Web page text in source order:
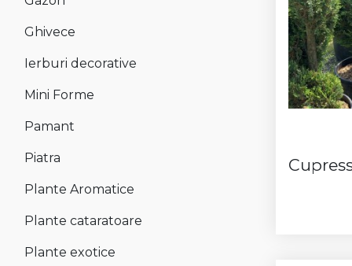
Ghivece
Ierburi decorative
Mini Forme
Pamant
Piatra
Plante Aromatice
Plante cataratoare
Plante exotice